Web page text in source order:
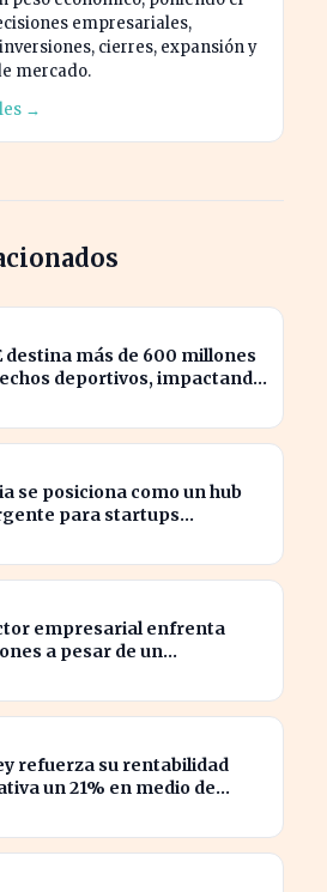
empresariales,
cierres, expansión y
mercado.
→
destina más de 600 millones
deportivos, impactando
se posiciona como un hub
para startups
empresarial enfrenta
a pesar de un
refuerza su rentabilidad
un 21% en medio de